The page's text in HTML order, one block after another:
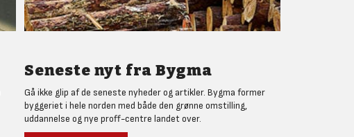
Seneste nyt fra Bygma
Gå ikke glip af de seneste nyheder og artikler. Bygma former
byggeriet i hele norden med både den grønne omstilling,
uddannelse og nye proff-centre landet over.